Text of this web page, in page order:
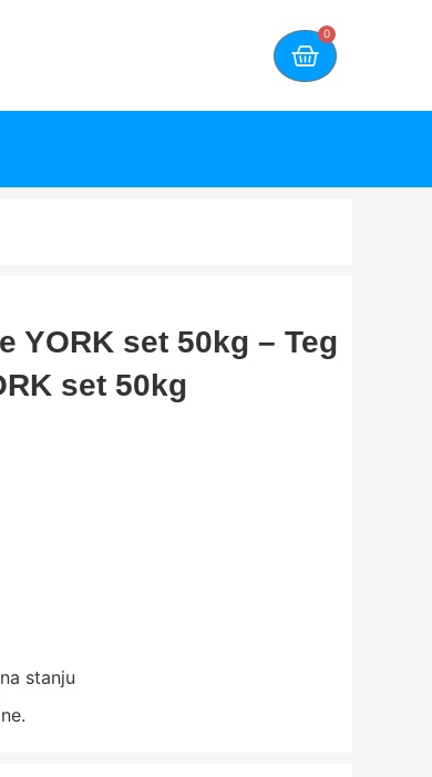
0
YORK set 50kg – Teg
set 50kg
stanju